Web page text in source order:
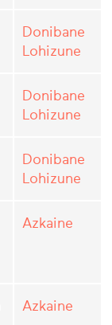
Donibane
Lohizune
Donibane
Lohizune
Donibane
Lohizune
Azkaine
Azkaine